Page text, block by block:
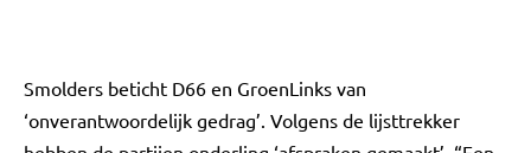
Smolders beticht D66 en GroenLinks van
‘onverantwoordelijk gedrag’. Volgens de lijsttrekker